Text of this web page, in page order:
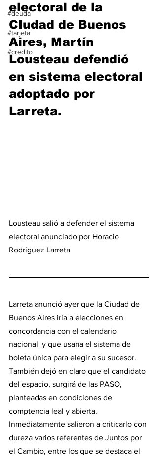
#deuda
#tarjeta
#credito
electoral de la
CIudad de Buenos
Aires, Martín
Lousteau defendió
en sistema electoral
adoptado por
Larreta.
Lousteau salió a defender el sistema
electoral anunciado por Horacio
Rodríguez Larreta
Larreta anunció ayer que la Ciudad de
Buenos Aires iría a elecciones en
concordancia con el calendario
nacional, y que usaría el sistema de
boleta única para elegir a su sucesor.
También dejó en claro que el candidato
del espacio, surgirá de las PASO,
planteadas en condiciones de
comptencia leal y abierta.
Inmediatamente salieron a criticarlo con
dureza varios referentes de Juntos por
el Cambio, entre los que se destaca el